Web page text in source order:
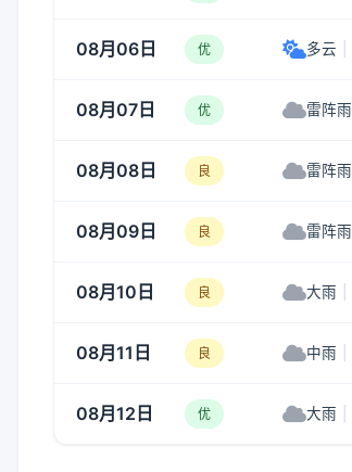
08月06日 优 多云
08月07日 优 雷阵雨
08月08日 良 雷阵雨
08月09日 良 雷阵雨
08月10日 良 大雨
08月11日 良 中雨
08月12日 优 大雨